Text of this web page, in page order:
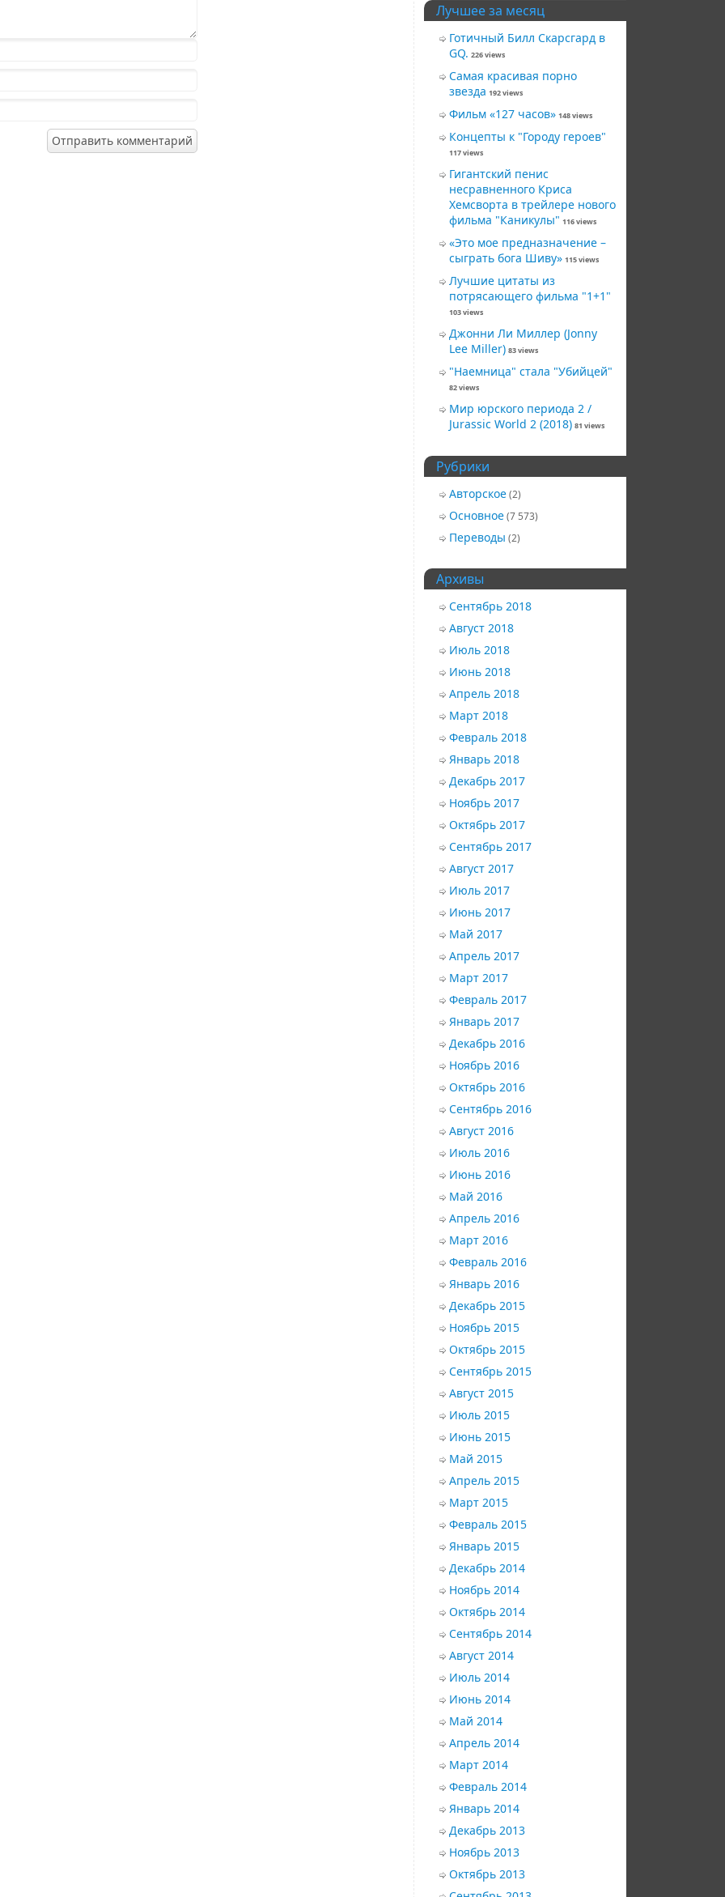
Лучшее за месяц
Готичный Билл Скарсгард в
GQ. 226 views
Самая красивая порно
звезда 192 views
Фильм «127 часов» 148 views
Концепты к "Городу героев"
117 views
Гигантский пeниc
несравненного Криса
Хемсворта в трейлере нового
фильма "Каникулы" 116 views
«Это мое предназначение –
сыграть бога Шиву» 115 views
Лучшие цитаты из
потрясающего фильма "1+1"
103 views
Джонни Ли Миллер (Jonny
Lee Miller) 83 views
"Наемница" стала "Убийцей"
82 views
Мир юрского периода 2 /
Jurassic World 2 (2018) 81 views
Рубрики
Авторское(2)
Основное(7 573)
Переводы (2)
Архивы
Сентябрь 2018
Август 2018
Июль 2018
Июнь 2018
Апрель 2018
Март 2018
Февраль 2018
Январь 2018
Декабрь 2017
Ноябрь 2017
Октябрь 2017
Сентябрь 2017
Август 2017
Июль 2017
Июнь 2017
Май 2017
Апрель 2017
Март 2017
Февраль 2017
Январь 2017
Декабрь 2016
Ноябрь 2016
Октябрь 2016
Сентябрь 2016
Август 2016
Июль 2016
Июнь 2016
Май 2016
Апрель 2016
Март 2016
Февраль 2016
Январь 2016
Декабрь 2015
Ноябрь 2015
Октябрь 2015
Сентябрь 2015
Август 2015
Июль 2015
Июнь 2015
Май 2015
Апрель 2015
Март 2015
Февраль 2015
Январь 2015
Декабрь 2014
Ноябрь 2014
Октябрь 2014
Сентябрь 2014
Август 2014
Июль 2014
Июнь 2014
Май 2014
Апрель 2014
Март 2014
Февраль 2014
Январь 2014
Декабрь 2013
Ноябрь 2013
Октябрь 2013